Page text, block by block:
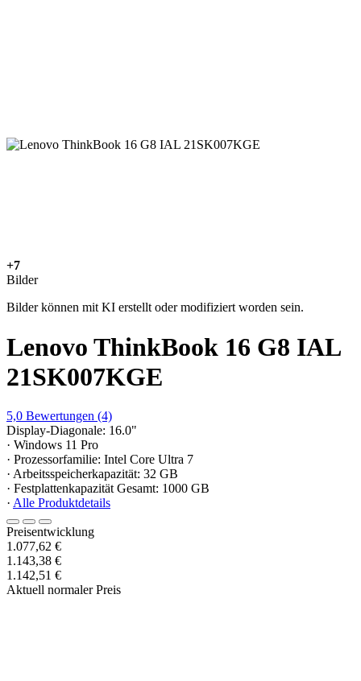
+7
Bilder
Bilder können mit KI erstellt oder modifiziert worden sein.
Lenovo ThinkBook 16 G8 IAL
21SK007KGE
5,0 Bewertungen (4)
Display-Diagonale: 16.0"
· Windows 11 Pro
· Prozessorfamilie: Intel Core Ultra 7
· Arbeitsspeicherkapazität: 32 GB
· Festplattenkapazität Gesamt: 1000 GB
· Alle Produktdetails
Preisentwicklung
1.077,62 €
1.143,38 €
1.142,51 €
Aktuell normaler Preis